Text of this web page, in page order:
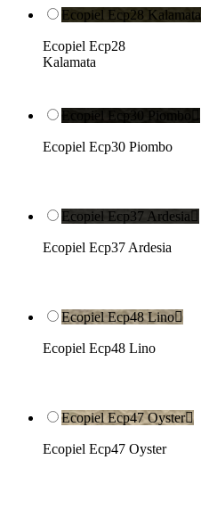
Ecopiel Ecp28 Kalamata
Ecopiel Ecp28
Kalamata
Ecopiel Ecp30 Piombo 
Ecopiel Ecp30 Piombo
Ecopiel Ecp37 Ardesia
Ecopiel Ecp37 Ardesia
Ecopiel Ecp48 Lino
Ecopiel Ecp48 Lino
Ecopiel Ecp47 Oyster
Ecopiel Ecp47 Oyster